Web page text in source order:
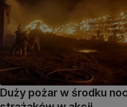
Duży pożar w środku